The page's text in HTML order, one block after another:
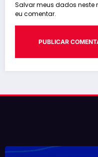
Salvar meus dados neste
eu comentar.